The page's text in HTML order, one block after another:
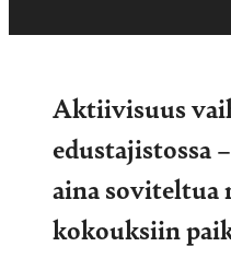
Aktiivisuus
edustajistossa
aina soviteltua
kokouksiin